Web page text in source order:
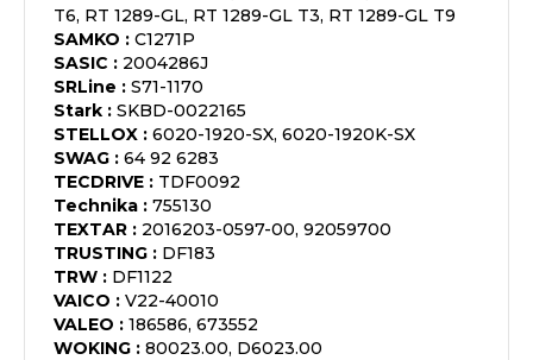
T6, RT 1289-GL, RT 1289-GL T3, RT 1289-GL T9
SAMKO : C1271P
SASIC : 2004286J
SRLine : S71-1170
Stark : SKBD-0022165
STELLOX : 6020-1920-SX, 6020-1920K-SX
SWAG : 64 92 6283
TECDRIVE : TDF0092
Technika : 755130
TEXTAR : 2016203-0597-00, 92059700
TRUSTING : DF183
TRW : DF1122
VAICO : V22-40010
VALEO : 186586, 673552
WOKING : 80023.00, D6023.00